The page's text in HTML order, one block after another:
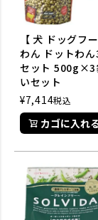
【 犬 ドッグフ
わん ドットわ
セット 500g×3
いセット
¥7,414税込
カゴに入れ